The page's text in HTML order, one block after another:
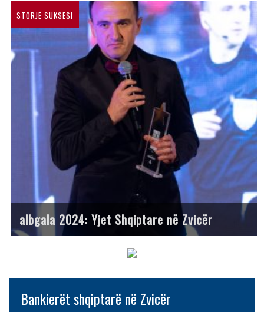
STORJE SUKSESI
albgala 2024: Yjet Shqiptare në Zvicër
Bankierët shqiptarë në Zvicër